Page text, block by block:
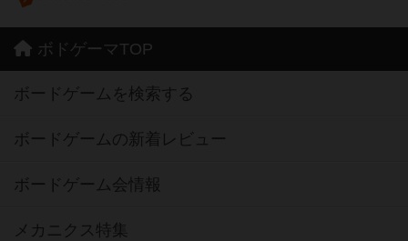
ボドゲーマTOP
ボードゲームを検索する
ボードゲームの新着レビュー
ボードゲーム会情報
メカニクス特集